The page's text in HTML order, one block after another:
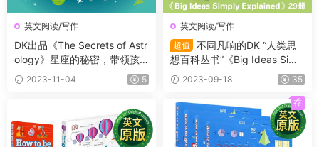
英文阅读/写作
DK出品《The Secrets of Astr
ology》星座的秘密，带领孩
子发现星星的隐藏意义！
2023-11-04 5
英文阅读/写作
超值
不同凡响的DK “人类思
想百科丛书”《Big Ideas Simp
ly Explained》29册
2023-09-18 35
荐